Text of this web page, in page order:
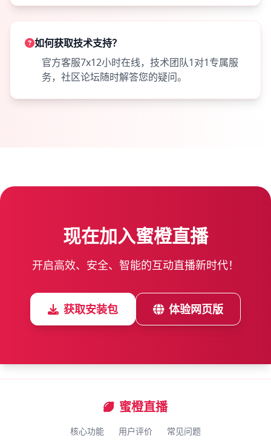
如何获取技术支持？
官方客服7x12小时在线，技术团队1对1专属服
务，社区论坛随时解答您的疑问。
现在加入蜜橙直播
开启高效、安全、智能的互动直播新时代！
获取安装包 体验网页版
蜜橙直播
核心功能 用户评价 常见问题